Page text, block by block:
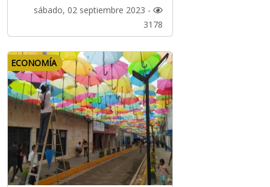
sábado, 02 septiembre 2023 -
3178
ECONOMÍA